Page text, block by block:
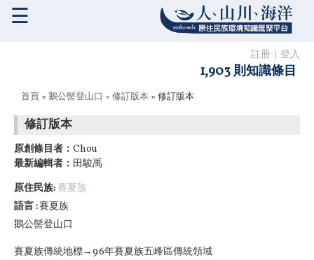
註冊 登入
1,903 則知識條目
☰
您在這裡
首頁 » 鵝公髻登山口 » 修訂版本 » 修訂版本
修訂版本
原創條目者： Chou
最新編輯者： 田駿禹
原住民族: 賽夏族
語言 賽夏族
鵝公髻登山口
賽夏族傳統地標→96年賽夏族五峰區傳統領域